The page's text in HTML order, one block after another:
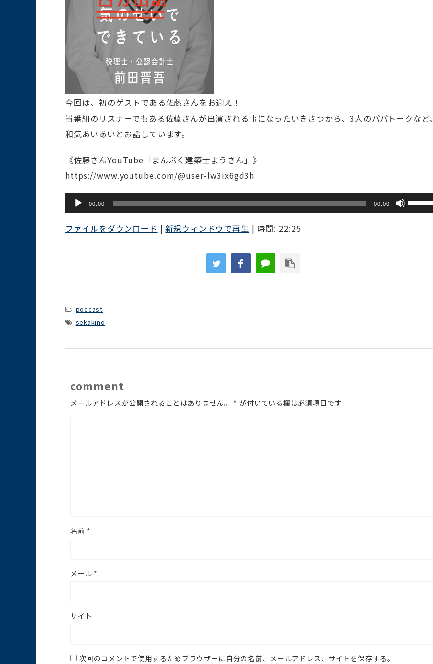
今回は、初のゲストである佐藤さんをお迎え！
当番組のリスナーでもある佐藤さんが出演される事になったいきさつから、3人のパパトークなど、
和気あいあいとお話しています。
《佐藤さんYouTube「まんぷく建築士ようさん」》
https://www.youtube.com/@user-lw3ix6gd3h
声
プ
00:00 00:00
ボ
ファイルをダウンロード |新規ウィンドウで再生 | 時間: 22:25
-podcast
-sekakino
comment
メールアドレスが公開されることはありません。 * が付いている欄は必須項目です
名前 *
メール *
サイト
次回のコメントで使用するためブラウザーに自分の名前、メールアドレス、サイトを保存する。